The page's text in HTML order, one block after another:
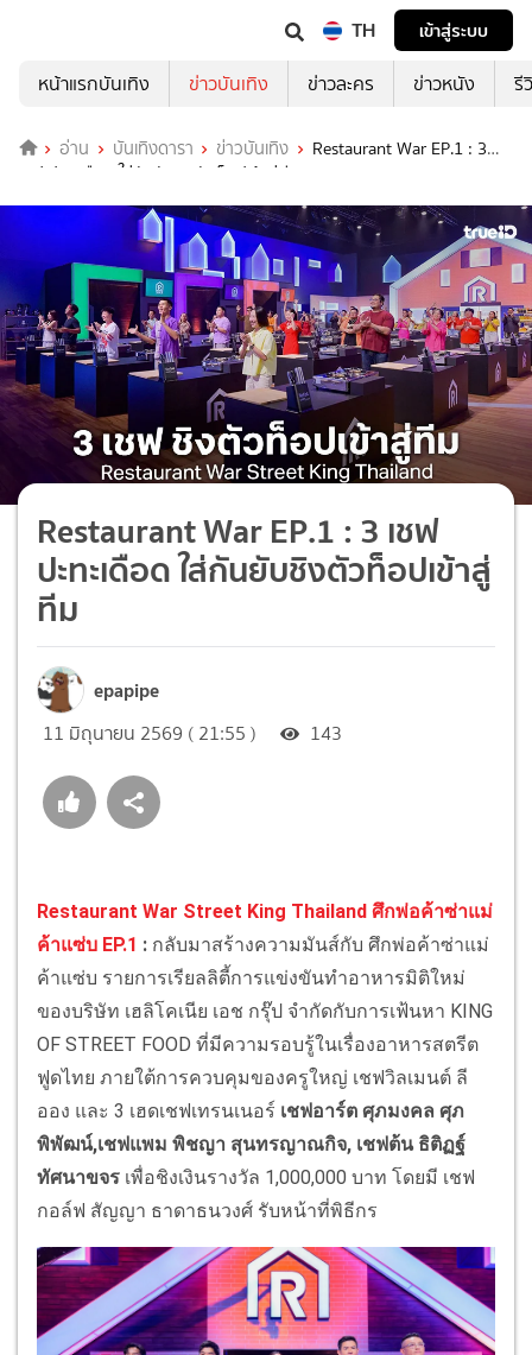
TH
เข้าสู่ระบบ
หน้าแรกบันเทิง
ข่าวบันเทิง ข่าวละคร ข่าวหนัง รี
อ่าน บันเทิงดารา ข่าวบันเทิง
Restaurant War EP.1 : 3
เชฟ ปะทะเดือด ใส่กันยับชิงตัวท็อปเข้าสู่ทีม
Restaurant War EP.1 : 3 เชฟ
ปะทะเดือด ใส่กันยับชิงตัวท็อปเข้าสู่
ทีม
epapipe
11 มิถุนายน 2569 ( 21:55 ) 143
Restaurant War Street King Thailand ศึกพ่อค้าซ่าแม่
ค้าแซ่บ EP.1 : กลับมาสร้างความมันส์กับ ศึกพ่อค้าซ่าแม่
ค้าแซ่บ รายการเรียลลิตี้การแข่งขันทำอาหารมิติใหม่
ของบริษัท เฮลิโคเนีย เอช กรุ๊ป จำกัดกับการเฟ้นหา KING
OF STREET FOOD ที่มีความรอบรู้ในเรื่องอาหารสตรีต
ฟูดไทย ภายใต้การควบคุมของครูใหญ่ เชฟวิลเมนต์ ลี
ออง และ 3 เฮดเชฟเทรนเนอร์ เชฟอาร์ต ศุภมงคล ศุภ
พิพัฒน์,เชฟแพม พิชญา สุนทรญาณกิจ, เชฟต้น ธิติฏฐ์
ทัศนาขจร เพื่อชิงเงินรางวัล 1,000,000 บาท โดยมี เชฟ
กอล์ฟ สัญญา ธาดาธนวงศ์ รับหน้าที่พิธีกร